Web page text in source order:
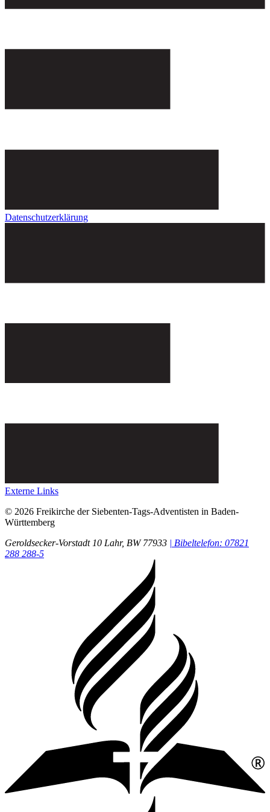
Datenschutzerklärung
Externe Links
© 2026 Freikirche der Siebenten-Tags-Adventisten in Baden-
Württemberg
Geroldsecker-Vorstadt 10 Lahr, BW 77933 | Bibeltelefon: 07821
288 288-5